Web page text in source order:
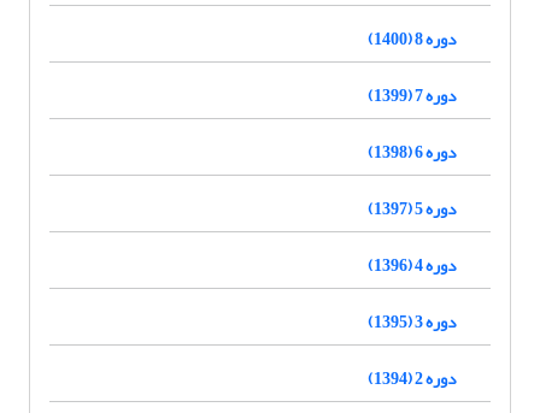
دوره 8 (1400)
دوره 7 (1399)
دوره 6 (1398)
دوره 5 (1397)
دوره 4 (1396)
دوره 3 (1395)
دوره 2 (1394)